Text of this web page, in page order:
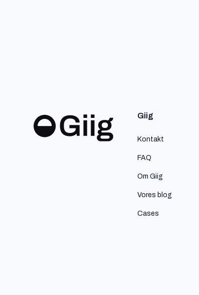
Giig
Kontakt
FAQ
Om Giig
Vores blog
Cases